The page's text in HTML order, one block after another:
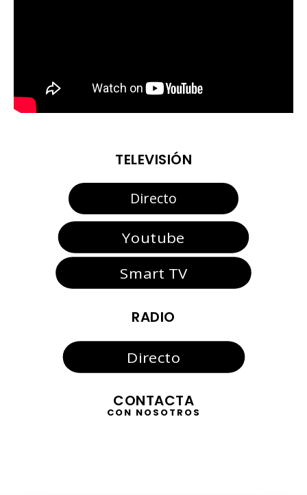
TELEVISIÓN
Directo
Youtube
Smart TV
RADIO
Directo
CONTACTA
CON NOSOTROS